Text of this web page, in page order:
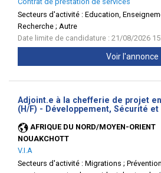
Secteurs d'activité : Education,
Recherche ; Autre
Date limite de candidature : 21/08/2026
Voir l'annonce
Adjoint.e à la chefferie de projet
(H/F) - Développement, Sécurité
AFRIQUE DU NORD/MOYEN-ORIENT
NOUAKCHOTT
V.I.A
Secteurs d'activité : Migrations ;